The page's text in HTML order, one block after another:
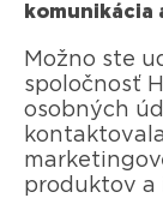
komunikácia
Možno ste
spoločnosť
osobných
produktov a